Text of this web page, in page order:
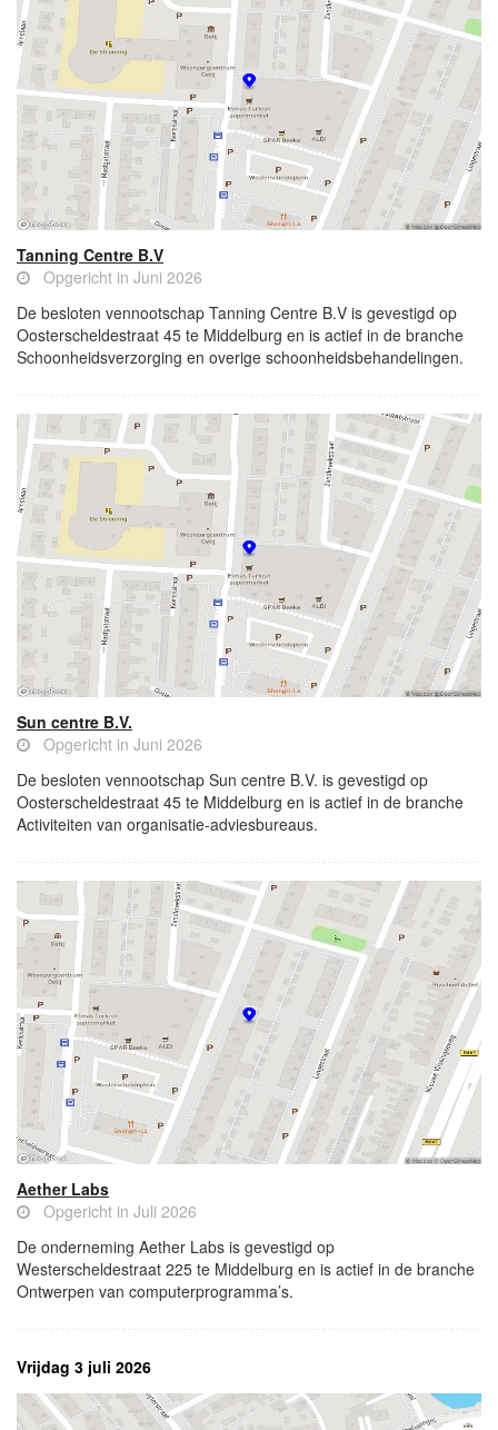
Tanning Centre B.V
Opgericht in Juni 2026
De besloten vennootschap Tanning Centre B.V is gevestigd op
Oosterscheldestraat 45 te Middelburg en is actief in de branche
Schoonheidsverzorging en overige schoonheidsbehandelingen.
Sun centre B.V.
Opgericht in Juni 2026
De besloten vennootschap Sun centre B.V. is gevestigd op
Oosterscheldestraat 45 te Middelburg en is actief in de branche
Activiteiten van organisatie-adviesbureaus.
Aether Labs
Opgericht in Juli 2026
De onderneming Aether Labs is gevestigd op
Westerscheldestraat 225 te Middelburg en is actief in de branche
Ontwerpen van computerprogramma’s.
Vrijdag 3 juli 2026